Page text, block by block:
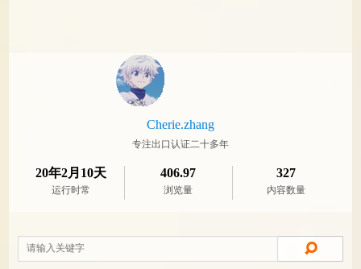
Cherie.zhang
专注出口认证二十多年
20年2月10天
运行时常
406.97
浏览量
327
内容数量